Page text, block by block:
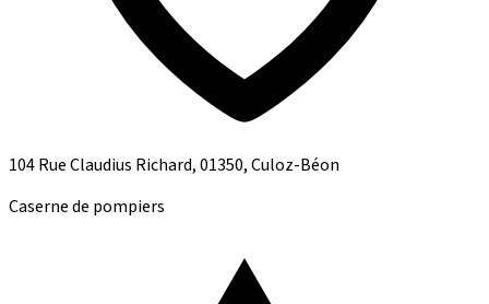
104 Rue Claudius Richard, 01350, Culoz-Béon
Caserne de pompiers